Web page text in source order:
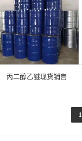
丙二醇乙醚现货销售
1